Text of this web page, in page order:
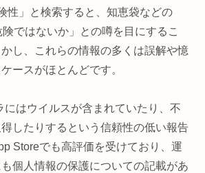
性」と検索すると、知恵袋などの
ではないか」との噂を目にするこ
し、これらの情報の多くは誤解や憶
ースがほとんどです。
にはウイルスが含まれていたり、不
したりするという信頼性の低い報告
Storeでも高評価を受けており、運
個人情報の保護についての記載があ